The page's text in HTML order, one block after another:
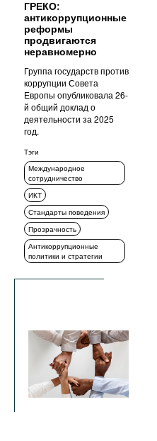
ГРЕКО:
антикоррупционные
реформы
продвигаются
неравномерно
Группа государств против
коррупции Совета
Европы опубликовала 26-
й общий доклад о
деятельности за 2025
год.
Тэги
Международное
сотрудничество
ИКТ
Стандарты поведения
Прозрачность
Антикоррупционные
политики и стратегии